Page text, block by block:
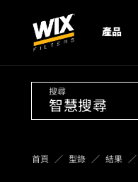
產品
搜尋
首頁 型錄 結果